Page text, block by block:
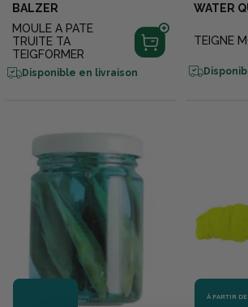
BALZER
MOULE A PATE
TRUITE TA
TEIGFORMER
Disponible en livraison
WATER
TEIGNE
À PARTIR DE